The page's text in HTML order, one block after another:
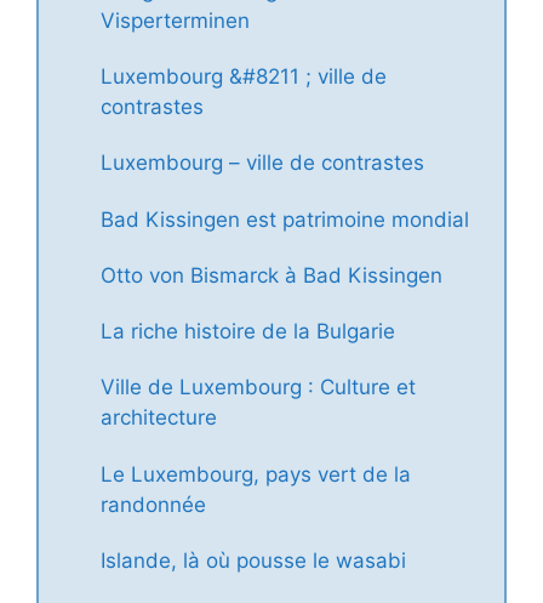
Visperterminen
Luxembourg &#8211 ; ville de
contrastes
Luxembourg – ville de contrastes
Bad Kissingen est patrimoine mondial
Otto von Bismarck à Bad Kissingen
La riche histoire de la Bulgarie
Ville de Luxembourg : Culture et
architecture
Le Luxembourg, pays vert de la
randonnée
Islande, là où pousse le wasabi